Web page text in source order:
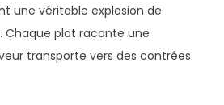
une véritable explosion de
Chaque plat raconte une
transporte vers des contrées